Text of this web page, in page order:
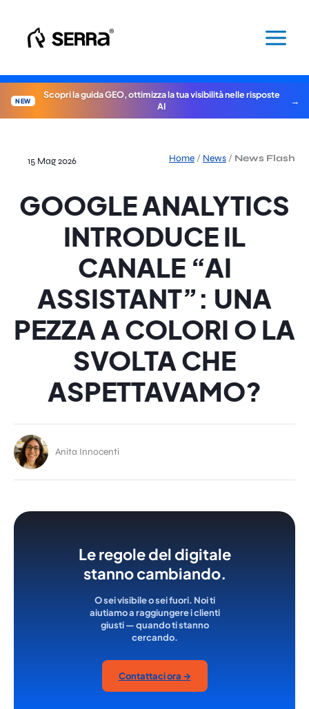
contenuto
NEW
Scopri la guida GEO, ottimizza la tua visibilità nelle risposte
AI
Home / News / News Flash
15 Mag 2026
GOOGLE ANALYTICS
INTRODUCE IL
CANALE “AI
ASSISTANT”: UNA
PEZZA A COLORI O LA
SVOLTA CHE
ASPETTAVAMO?
Anita Innocenti
Le regole del digitale
stanno cambiando.
O sei visibile o sei fuori. Noi ti
aiutiamo a raggiungere i clienti
giusti — quando ti stanno
cercando.
Contattaci ora →